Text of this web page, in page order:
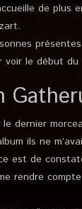
de plus
voir le début du
le dernier
ils ne
est de
rendre